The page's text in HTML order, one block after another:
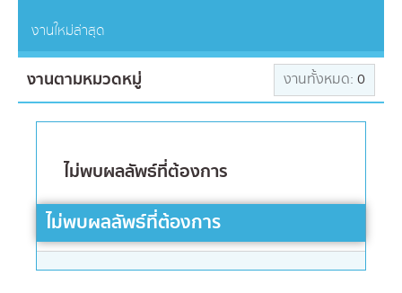
งานใหม่ล่าสุด
งานตามหมวดหมู่ งานทั้งหมด: 0
ไม่พบผลลัพธ์ที่ต้องการ
ไม่พบผลลัพธ์ที่ต้องการ